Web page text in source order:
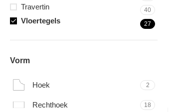
Travertin 40
Vloertegels 27
Vorm
Hoek 2
Rechthoek 18